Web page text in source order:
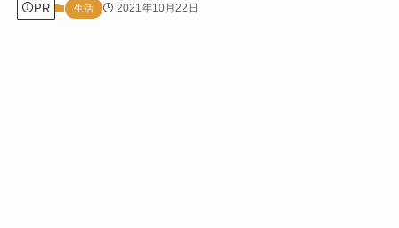
PR 生活 2021年10月22日